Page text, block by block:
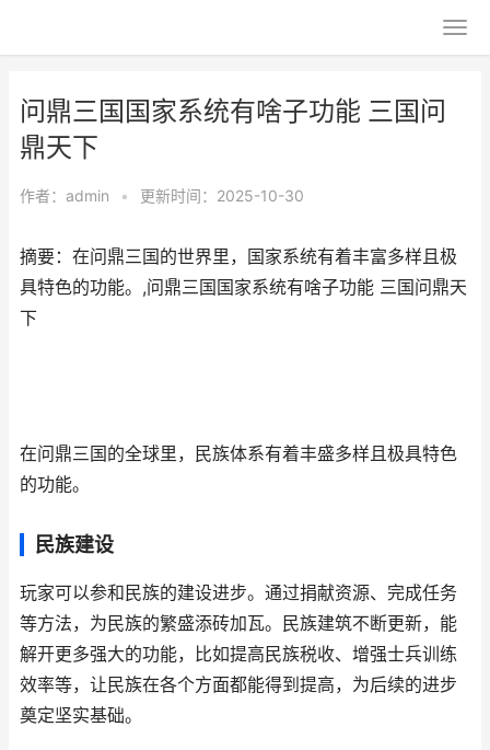
问鼎三国国家系统有啥子功能 三国问
鼎天下
作者： admin • 更新时间：2025-10-30
摘要：在问鼎三国的世界里，国家系统有着丰富多样且极
具特色的功能。,问鼎三国国家系统有啥子功能 三国问鼎天
下
在问鼎三国的全球里，民族体系有着丰盛多样且极具特色
的功能。
民族建设
玩家可以参和民族的建设进步。通过捐献资源、完成任务
等方法，为民族的繁盛添砖加瓦。民族建筑不断更新，能
解开更多强大的功能，比如提高民族税收、增强士兵训练
效率等，让民族在各个方面都能得到提高，为后续的进步
奠定坚实基础。